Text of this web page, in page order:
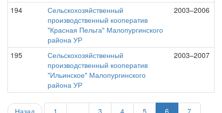
194
Сельскохозяйственный
производственный кооператив
"Красная Пельга" Малопургинского
района УР
2003–2006
195
Сельскохозяйственный
производственный кооператив
"Ильинское" Малопургинского
района УР
2003–2007
Назад 1 3 4 5 6 7